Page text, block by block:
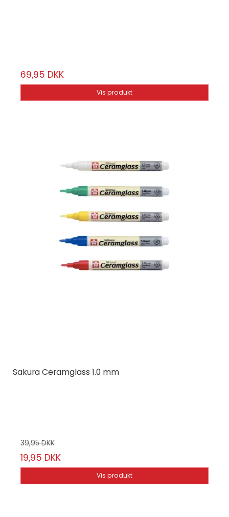
69,95 DKK
Vis produkt
Sakura Ceramglass 1.0 mm
39,95 DKK
19,95 DKK
Vis produkt